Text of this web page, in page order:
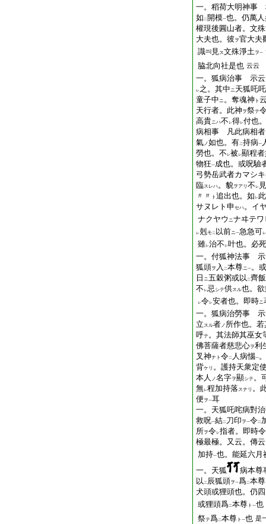
一。稻荷大明神事
如 二 開模一也。仍萬
權現後圓山者。文
大夫也。彼 ヲ官大夫
識
見ス文殊淨土ヲ一
脇北向社是也 云云
一。狐病治事 示云
レ之。其中ニ天狐吒
童子中ニ。奪魂神 ト
天行者。此神ヲ祭テ
高貴ニハ不 レ得レ付也
病相事 凡此病相者
氣ノ如也。有二持病一
勞也。不 レ被 レ顯程
物狂一成也。或呪驗
弓勢岳武者カマシ
臨スレハ。貌ヲアリ 不 レ 見
〃〃
ト 追出也。如 レ
サヌレト申 セハ。イ
ナクヤウ ニナヰテ
レ剋モ二 以前ニ一急急可レ
雖レ治不 レ叶也。必
一。付狐神法事 示
狐頭ヲ 入 二本尊ニ一。
日 ニ五穀粥或以 二齊飯
不 レ忌 シテ供スル也。
レ令レ安者也。即時ニ
一。狐病治勞事 示
立 スル者ノ 所作也。
呼テ。其法師其巫女
佛菩薩者慈悲心ヲ利
叉神ナト 令二 人病惱一
背ケリ 。護持天衆定
本人 ノ名字ヲ顯シテ。
無レ程加持落 スナリ 。
便 ヲ一耳
一。天狐吒咤病對
救呪一結二 刀印 ヲ一令二
所ヲ令レ指者。即時令
極最極。又云。傳
加持一也。能延六月
一。天狐
病本
以 二 辰狐頭ヲ一爲二本尊
犬頭或狸頭也。仍
或狸頭爲二本尊 ト 一也
祭テ爲二本尊 ト 一也 是